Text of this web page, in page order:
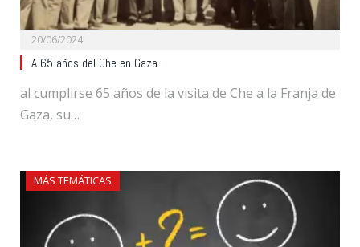
20/06/2024
A 65 años del Che en Gaza
al cumplirse 65 años de la visita de Che a la Franja de
Gaza, su…
MÁS TEMÁTICAS